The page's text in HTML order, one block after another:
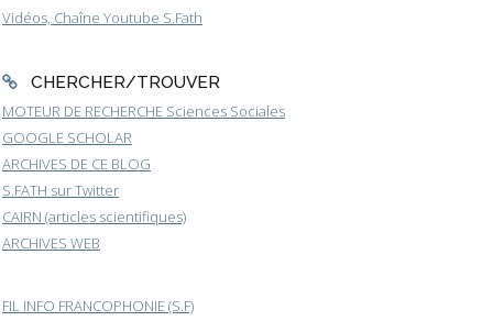
Vidéos, Chaîne Youtube S.Fath
CHERCHER/TROUVER
MOTEUR DE RECHERCHE Sciences Sociales
GOOGLE SCHOLAR
ARCHIVES DE CE BLOG
S.FATH sur Twitter
CAIRN (articles scientifiques)
ARCHIVES WEB
FIL INFO FRANCOPHONIE (S.F)